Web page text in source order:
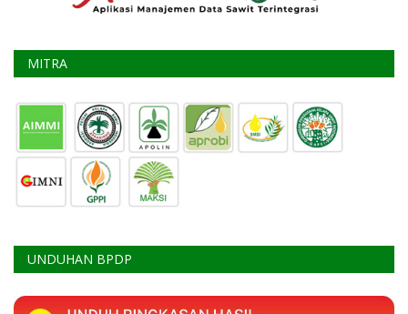
MITRA
UNDUHAN BPDP